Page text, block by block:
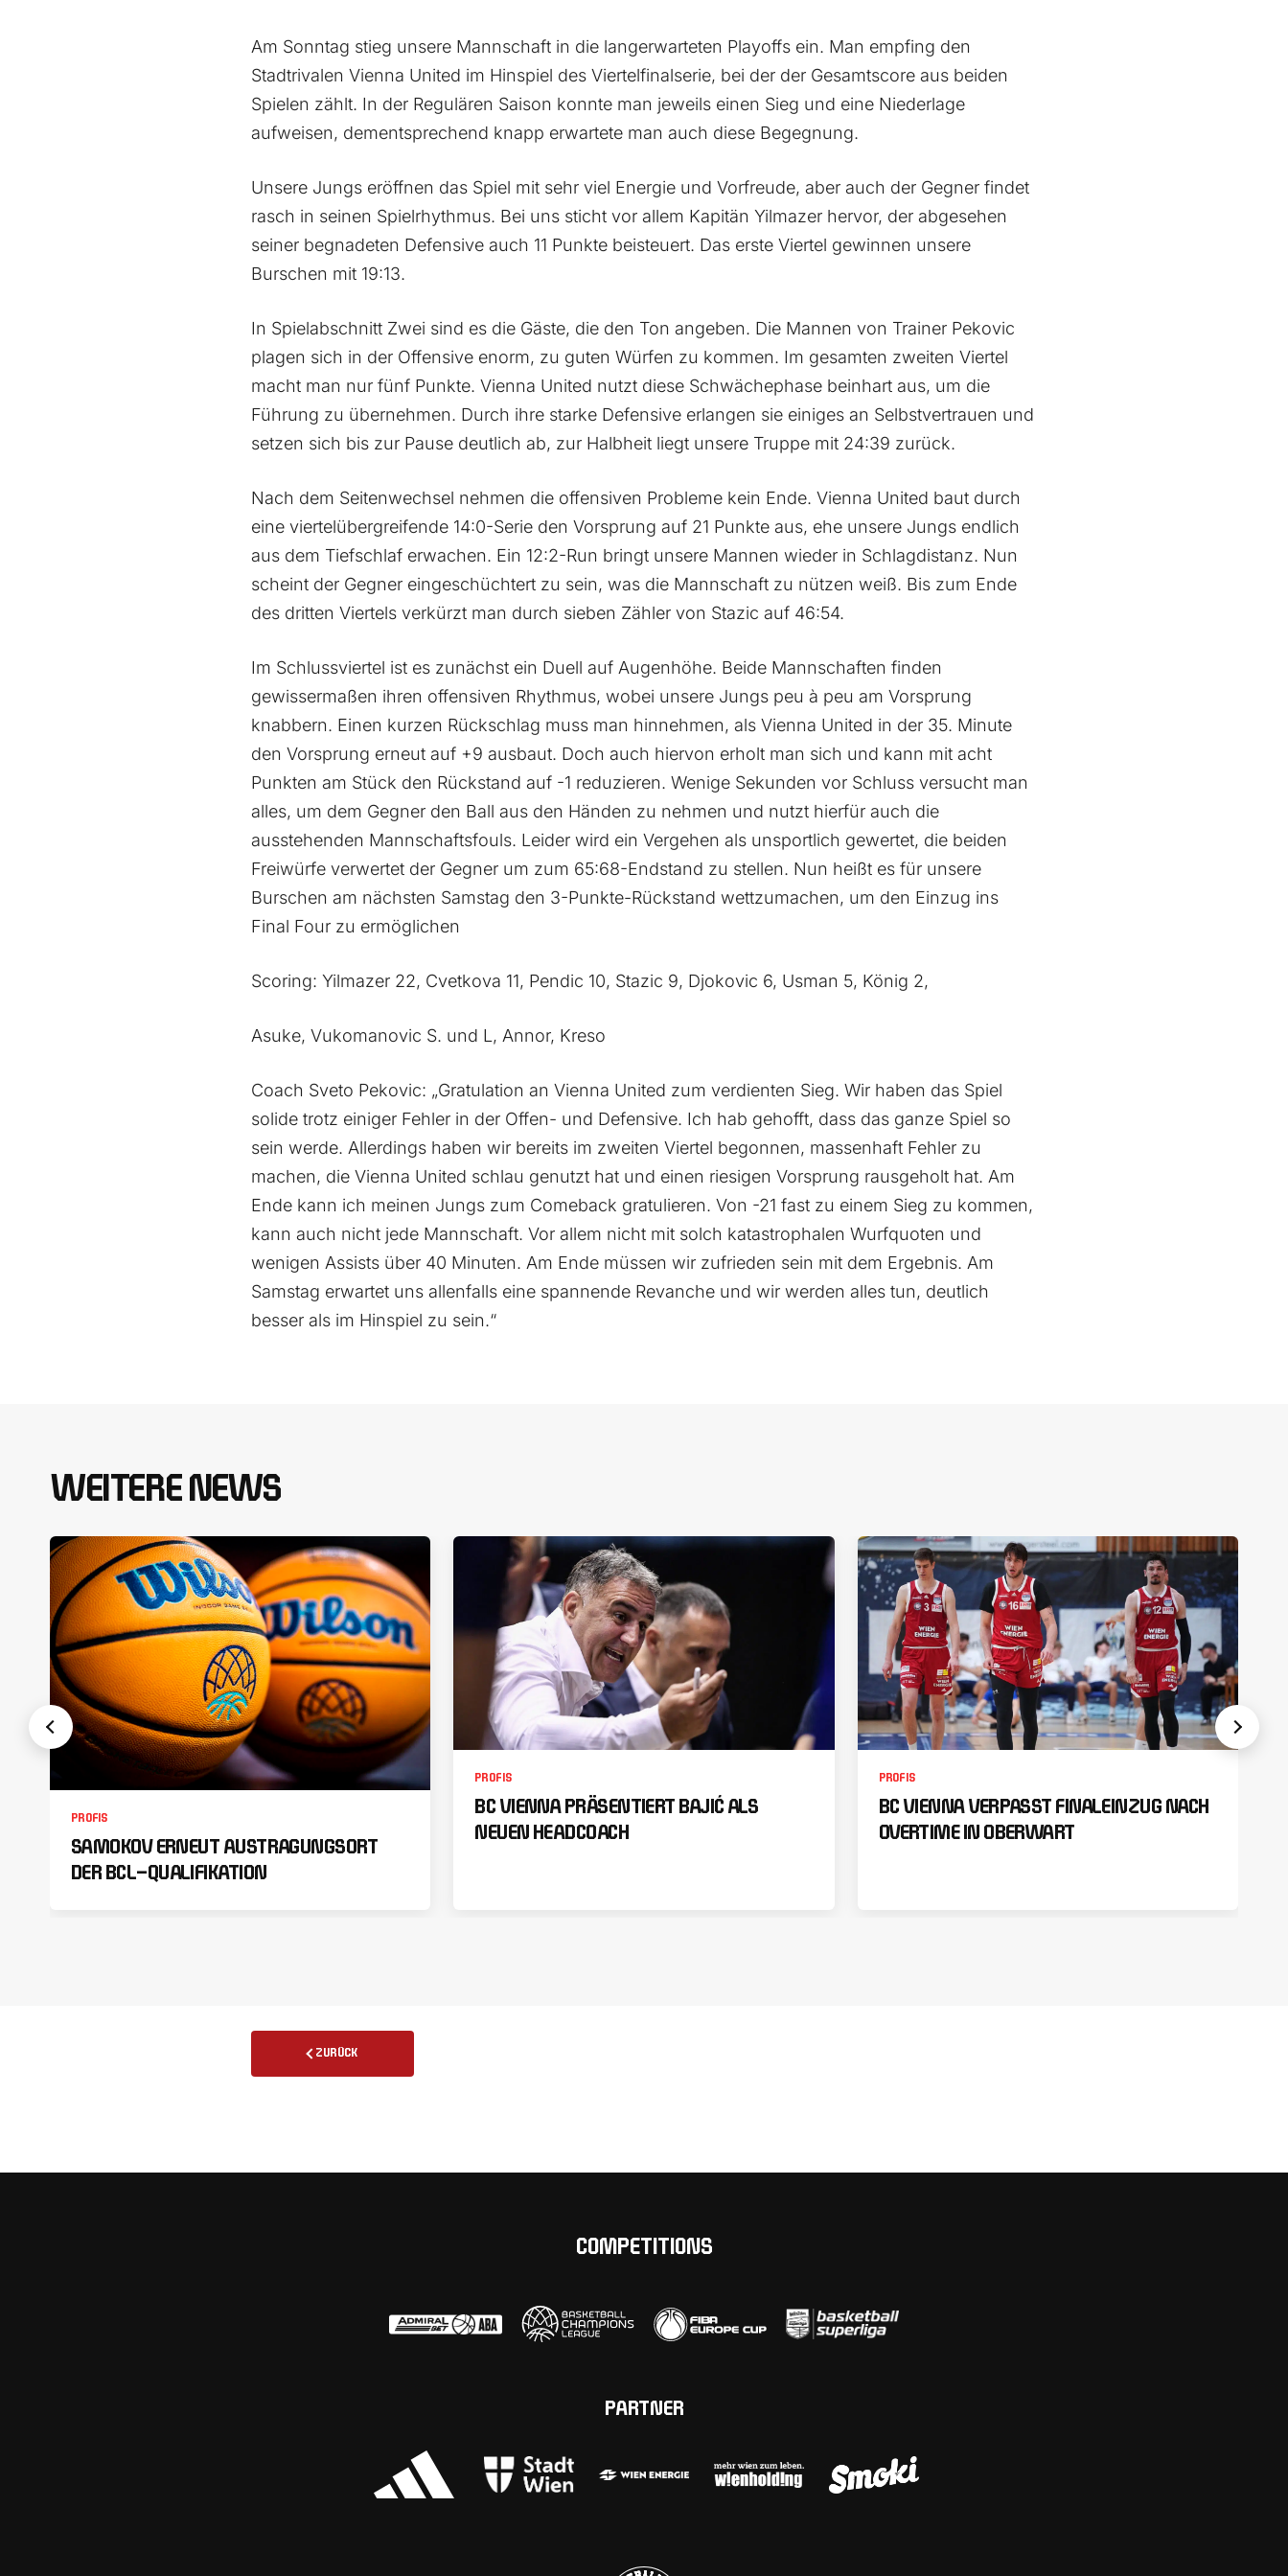
Am Sonntag stieg unsere Mannschaft in die langerwarteten Playoffs ein. Man empfing den
Stadtrivalen Vienna United im Hinspiel des Viertelfinalserie, bei der der Gesamtscore aus beiden
Spielen zählt. In der Regulären Saison konnte man jeweils einen Sieg und eine Niederlage
aufweisen, dementsprechend knapp erwartete man auch diese Begegnung.
Unsere Jungs eröffnen das Spiel mit sehr viel Energie und Vorfreude, aber auch der Gegner findet
rasch in seinen Spielrhythmus. Bei uns sticht vor allem Kapitän Yilmazer hervor, der abgesehen
seiner begnadeten Defensive auch 11 Punkte beisteuert. Das erste Viertel gewinnen unsere
Burschen mit 19:13.
In Spielabschnitt Zwei sind es die Gäste, die den Ton angeben. Die Mannen von Trainer Pekovic
plagen sich in der Offensive enorm, zu guten Würfen zu kommen. Im gesamten zweiten Viertel
macht man nur fünf Punkte. Vienna United nutzt diese Schwächephase beinhart aus, um die
Führung zu übernehmen. Durch ihre starke Defensive erlangen sie einiges an Selbstvertrauen und
setzen sich bis zur Pause deutlich ab, zur Halbheit liegt unsere Truppe mit 24:39 zurück.
Nach dem Seitenwechsel nehmen die offensiven Probleme kein Ende. Vienna United baut durch
eine viertelübergreifende 14:0-Serie den Vorsprung auf 21 Punkte aus, ehe unsere Jungs endlich
aus dem Tiefschlaf erwachen. Ein 12:2-Run bringt unsere Mannen wieder in Schlagdistanz. Nun
scheint der Gegner eingeschüchtert zu sein, was die Mannschaft zu nützen weiß. Bis zum Ende
des dritten Viertels verkürzt man durch sieben Zähler von Stazic auf 46:54.
Im Schlussviertel ist es zunächst ein Duell auf Augenhöhe. Beide Mannschaften finden
gewissermaßen ihren offensiven Rhythmus, wobei unsere Jungs peu à peu am Vorsprung
knabbern. Einen kurzen Rückschlag muss man hinnehmen, als Vienna United in der 35. Minute
den Vorsprung erneut auf +9 ausbaut. Doch auch hiervon erholt man sich und kann mit acht
Punkten am Stück den Rückstand auf -1 reduzieren. Wenige Sekunden vor Schluss versucht man
alles, um dem Gegner den Ball aus den Händen zu nehmen und nutzt hierfür auch die
ausstehenden Mannschaftsfouls. Leider wird ein Vergehen als unsportlich gewertet, die beiden
Freiwürfe verwertet der Gegner um zum 65:68-Endstand zu stellen. Nun heißt es für unsere
Burschen am nächsten Samstag den 3-Punkte-Rückstand wettzumachen, um den Einzug ins
Final Four zu ermöglichen
Scoring: Yilmazer 22, Cvetkova 11, Pendic 10, Stazic 9, Djokovic 6, Usman 5, König 2,
Asuke, Vukomanovic S. und L, Annor, Kreso
Coach Sveto Pekovic: „Gratulation an Vienna United zum verdienten Sieg. Wir haben das Spiel
solide trotz einiger Fehler in der Offen- und Defensive. Ich hab gehofft, dass das ganze Spiel so
sein werde. Allerdings haben wir bereits im zweiten Viertel begonnen, massenhaft Fehler zu
machen, die Vienna United schlau genutzt hat und einen riesigen Vorsprung rausgeholt hat. Am
Ende kann ich meinen Jungs zum Comeback gratulieren. Von -21 fast zu einem Sieg zu kommen,
kann auch nicht jede Mannschaft. Vor allem nicht mit solch katastrophalen Wurfquoten und
wenigen Assists über 40 Minuten. Am Ende müssen wir zufrieden sein mit dem Ergebnis. Am
Samstag erwartet uns allenfalls eine spannende Revanche und wir werden alles tun, deutlich
besser als im Hinspiel zu sein.“
WEITERE NEWS
PROFIS
SAMOKOV ERNEUT AUSTRAGUNGSORT
DER BCL-QUALIFIKATION
PROFIS
BC VIENNA PRÄSENTIERT BAJIĆ ALS
NEUEN HEADCOACH
PROFIS
BC VIENNA VERPASST FINALEINZUG NACH
OVERTIME IN OBERWART
ZURÜCK
COMPETITIONS
PARTNER